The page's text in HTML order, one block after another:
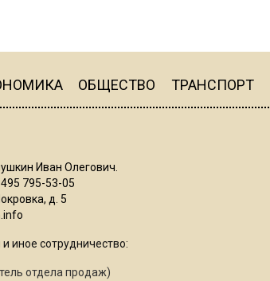
ОБЩЕСТВО ТРАНСПОРТ
Иван Олегович.
795-53-05
д. 5
иное сотрудничество:
отдела продаж)